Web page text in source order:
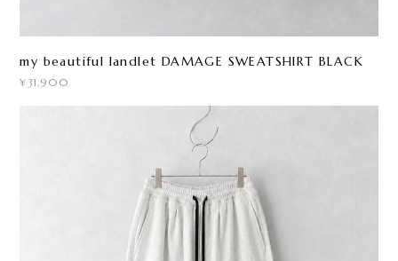
my beautiful landlet DAMAGE SWEATSHIRT BLACK
¥31,900